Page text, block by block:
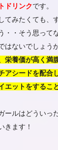
ドリンクです。
てみたくても、
・・そう思って
はないでしょうか
栄養価が高く満
アシードを配合
エットをするこ
ールはどういっ
きます！